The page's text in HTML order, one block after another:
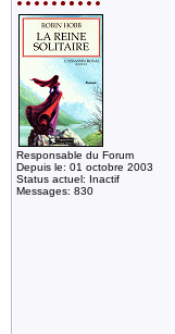
Responsable du Forum
Depuis le: 01 octobre 2003
Status actuel: Inactif
Messages: 830